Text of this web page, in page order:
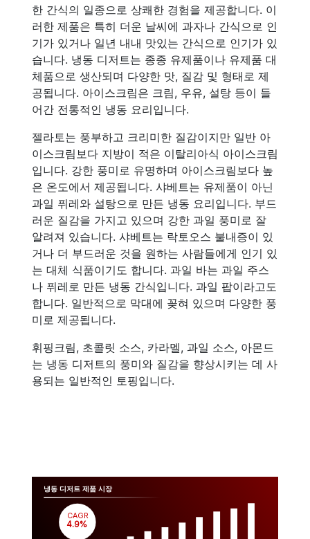
한 간식의 일종으로 상쾌한 경험을 제공합니다. 이
러한 제품은 특히 더운 날씨에 과자나 간식으로 인
기가 있거나 일년 내내 맛있는 간식으로 인기가 있
습니다. 냉동 디저트는 종종 유제품이나 유제품 대
체품으로 생산되며 다양한 맛, 질감 및 형태로 제
공됩니다. 아이스크림은 크림, 우유, 설탕 등이 들
어간 전통적인 냉동 요리입니다.
젤라토는 풍부하고 크리미한 질감이지만 일반 아
이스크림보다 지방이 적은 이탈리아식 아이스크림
입니다. 강한 풍미로 유명하며 아이스크림보다 높
은 온도에서 제공됩니다. 샤베트는 유제품이 아닌
과일 퓌레와 설탕으로 만든 냉동 요리입니다. 부드
러운 질감을 가지고 있으며 강한 과일 풍미로 잘
알려져 있습니다. 샤베트는 락토오스 불내증이 있
거나 더 부드러운 것을 원하는 사람들에게 인기 있
는 대체 식품이기도 합니다. 과일 바는 과일 주스
나 퓌레로 만든 냉동 간식입니다. 과일 팝이라고도
합니다. 일반적으로 막대에 꽂혀 있으며 다양한 풍
미로 제공됩니다.
휘핑크림, 초콜릿 소스, 카라멜, 과일 소스, 아몬드
는 냉동 디저트의 풍미와 질감을 향상시키는 데 사
용되는 일반적인 토핑입니다.
냉동 디저트 제품 시장
CAGR
4.9%